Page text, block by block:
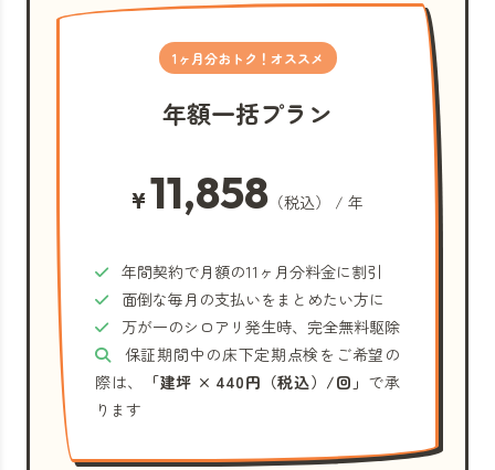
1ヶ月分おトク！オススメ
年額一括プラン
¥11,858 （税込） / 年
年間契約で月額の11ヶ月分料金に割引
面倒な毎月の支払いをまとめたい方に
万が一のシロアリ発生時、完全無料駆除
保証期間中の床下定期点検をご希望の
際は、
「建坪 × 440円（税込）/回」 で承
ります